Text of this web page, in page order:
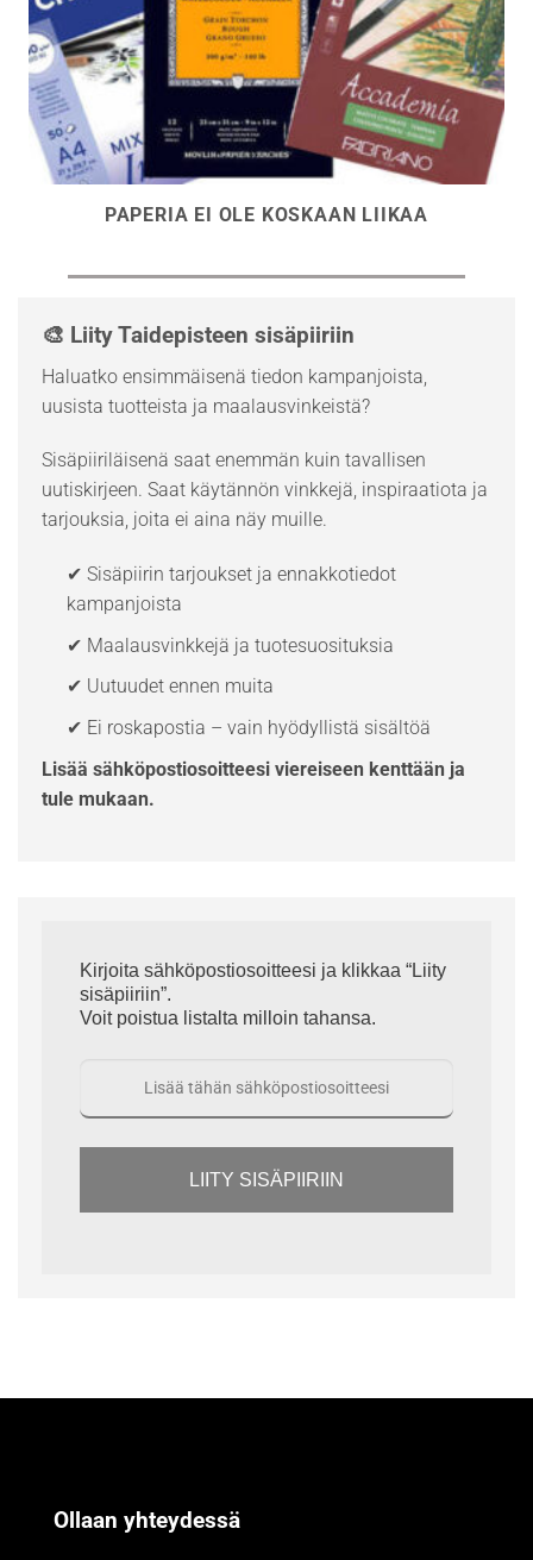
PAPERIA EI OLE KOSKAAN LIIKAA
🎨 Liity Taidepisteen sisäpiiriin
Haluatko ensimmäisenä tiedon kampanjoista,
uusista tuotteista ja maalausvinkeistä?
Sisäpiiriläisenä saat enemmän kuin tavallisen
uutiskirjeen. Saat käytännön vinkkejä, inspiraatiota ja
tarjouksia, joita ei aina näy muille.
✔ Sisäpiirin tarjoukset ja ennakkotiedot
kampanjoista
✔ Maalausvinkkejä ja tuotesuosituksia
✔ Uutuudet ennen muita
✔ Ei roskapostia – vain hyödyllistä sisältöä
Lisää sähköpostiosoitteesi viereiseen kenttään ja
tule mukaan.
Kirjoita sähköpostiosoitteesi ja klikkaa “Liity
sisäpiiriin”.
Voit poistua listalta milloin tahansa.
LIITY SISÄPIIRIIN
Ollaan yhteydessä